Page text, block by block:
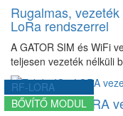
Rugalmas,
LoRa rendszerrel
A GATOR SIM és WiFi
teljesen vezeték nélküli
RF-LORA
BŐVÍTŐ MODUL
Trikdis IO8-LORA